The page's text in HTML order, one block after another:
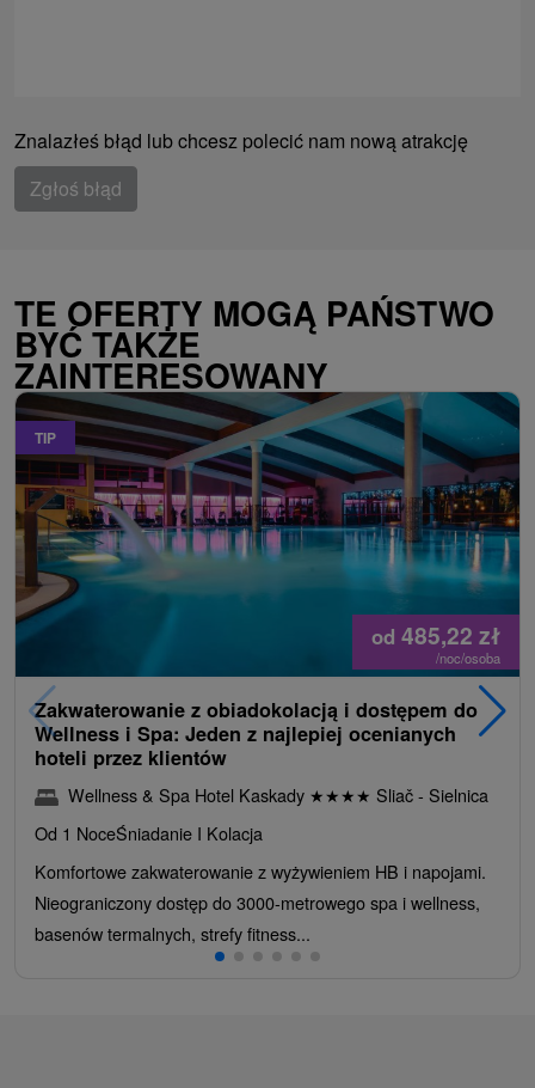
Znalazłeś błąd lub chcesz polecić nam nową atrakcję
Zgłoś błąd
TE OFERTY MOGĄ PAŃSTWO
BYĆ TAKŻE
ZAINTERESOWANY
TIP
od 485,22 zł
/noc/osoba
Zakwaterowanie z obiadokolacją i dostępem do
Wellness i Spa: Jeden z najlepiej ocenianych
hoteli przez klientów
Wellness & Spa Hotel Kaskady ★★★★ Sliač - Sielnica
Od 1 NoceŚniadanie I Kolacja
Komfortowe zakwaterowanie z wyżywieniem HB i napojami.
Nieograniczony dostęp do 3000-metrowego spa i wellness,
basenów termalnych, strefy fitness...